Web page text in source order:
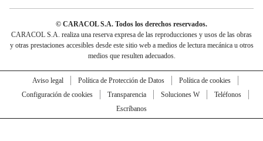
© CARACOL S.A. Todos los derechos reservados.
CARACOL S.A. realiza una reserva expresa de las reproducciones y usos de las obras
y otras prestaciones accesibles desde este sitio web a medios de lectura mecánica u otros
medios que resulten adecuados.
Aviso legal Política de Protección de Datos
Política de cookies
Configuración de cookies
Transparencia Soluciones W
Teléfonos
Escríbanos